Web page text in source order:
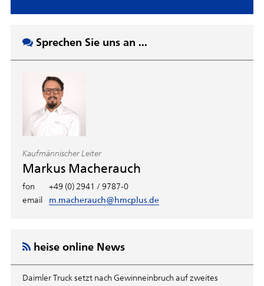
Sprechen Sie uns an ...
Kaufmännischer Leiter
Markus Macherauch
fon
+49 (0) 2941 / 9787-0
email
m.macherauch@hmcplus.de
heise online News
Daimler Truck setzt nach Gewinneinbruch auf zweites